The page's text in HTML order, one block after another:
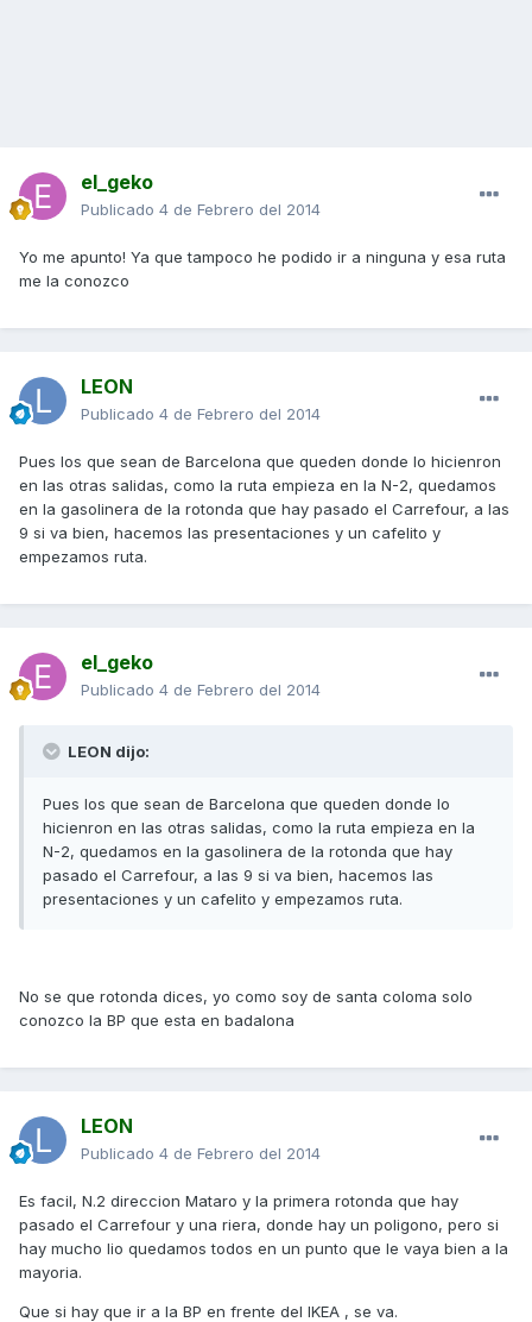
el_geko
Publicado 4 de Febrero del 2014
Yo me apunto! Ya que tampoco he podido ir a ninguna y esa ruta
me la conozco
LEON
Publicado 4 de Febrero del 2014
Pues los que sean de Barcelona que queden donde lo hicienron
en las otras salidas, como la ruta empieza en la N-2, quedamos
en la gasolinera de la rotonda que hay pasado el Carrefour, a las
9 si va bien, hacemos las presentaciones y un cafelito y
empezamos ruta.
el_geko
Publicado 4 de Febrero del 2014
LEON dijo:
Pues los que sean de Barcelona que queden donde lo
hicienron en las otras salidas, como la ruta empieza en la
N-2, quedamos en la gasolinera de la rotonda que hay
pasado el Carrefour, a las 9 si va bien, hacemos las
presentaciones y un cafelito y empezamos ruta.
No se que rotonda dices, yo como soy de santa coloma solo
conozco la BP que esta en badalona
LEON
Publicado 4 de Febrero del 2014
Es facil, N.2 direccion Mataro y la primera rotonda que hay
pasado el Carrefour y una riera, donde hay un poligono, pero si
hay mucho lio quedamos todos en un punto que le vaya bien a la
mayoria.
Que si hay que ir a la BP en frente del IKEA , se va.